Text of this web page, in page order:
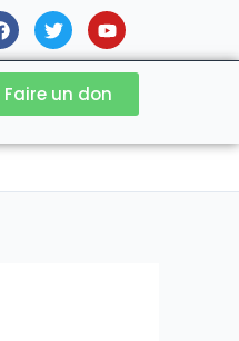
Faire un don